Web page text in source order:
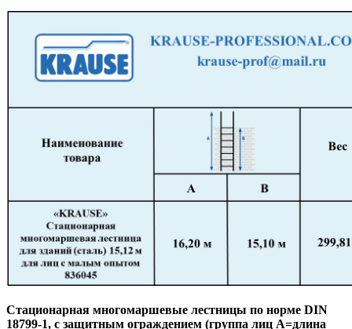
опытом
836045
Стационарная многомаршевые лестницы по норме DIN
18799-1, с защитным ограждением (группа лиц А=длина